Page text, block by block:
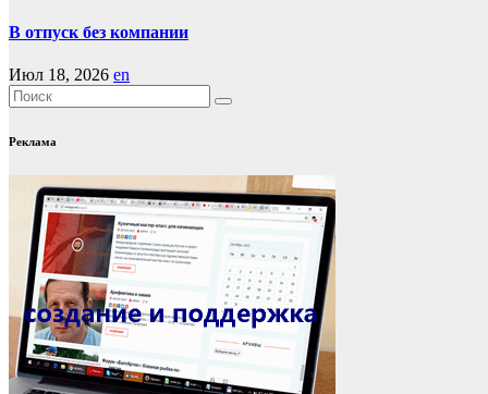
В отпуск без компании
Июл 18, 2026 en
Реклама